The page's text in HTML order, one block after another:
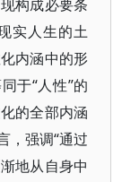
构成必要条
实人生的土
内涵中的形
于“人性”的
的全部内涵
，强调“通过
地从自身中